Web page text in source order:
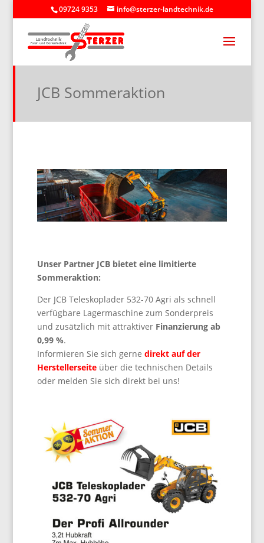
09724 9353 info@sterzer-landtechnik.de
JCB Sommeraktion
Unser Partner JCB bietet eine limitierte
Sommeraktion:
Der JCB Teleskoplader 532-70 Agri als schnell
verfügbare Lagermaschine zum Sonderpreis
und zusätzlich mit attraktiver Finanzierung ab
0,99 %.
Informieren Sie sich gerne direkt auf der
Herstellerseiteüber die technischen Details
oder melden Sie sich direkt bei uns!